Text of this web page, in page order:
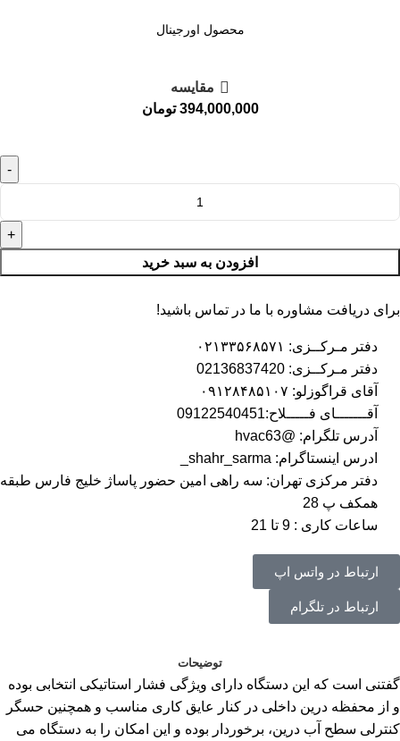
محصول اورجینال
مقايسه
394,000,000 تومان
افزودن به سبد خرید
برای دریافت مشاوره با ما در تماس باشید!
دفتر مـرکــزی: ۰۲۱۳۳۵۶۸۵۷۱
دفتر مـرکــزی: 02136837420
آقای قراگوزلو: ۰۹۱۲۸۴۸۵۱۰۷
آقـــــــای فـــــلاح:09122540451
آدرس تلگرام: @hvac63
ادرس اینستاگرام: shahr_sarma_
دفتر مرکزی تهران: سه راهی امین حضور پاساژ خلیج فارس طبقه
همکف پ 28
ساعات کاری : 9 تا 21
ارتباط در واتس اپ
ارتباط در تلگرام
توضیحات
گفتنی است که این دستگاه دارای ویژگی فشار استاتیکی انتخابی بوده
و از محفظه درین داخلی در کنار عایق کاری مناسب و همچنین حسگر
کنترلی سطح آب درین، برخوردار بوده و این امکان را به دستگاه می